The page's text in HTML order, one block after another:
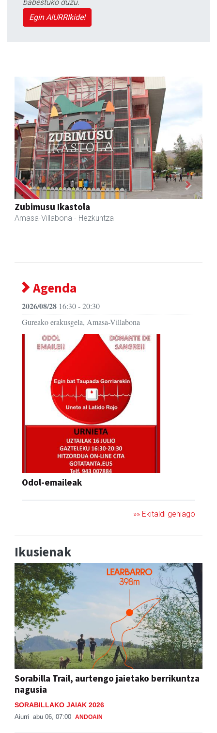
babestuko duzu.
Egin AIURRIkide!
Amane
Amasa-Villabona - Arropa-dendak
Previous Next
Agenda
2026/08/28 16:30 - 20:30
Gureako erakusgela, Amasa-Villabona
Odol-emaileak
»» Ekitaldi gehiago
Ikusienak
Sorabilla Trail, aurtengo jaietako berrikuntza
nagusia
SORABILLAKO JAIAK 2026
Aiurri abu 06, 07:00 ANDOAIN